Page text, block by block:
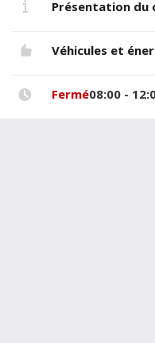
Présentation du
Véhicules et
Fermé08:00 -